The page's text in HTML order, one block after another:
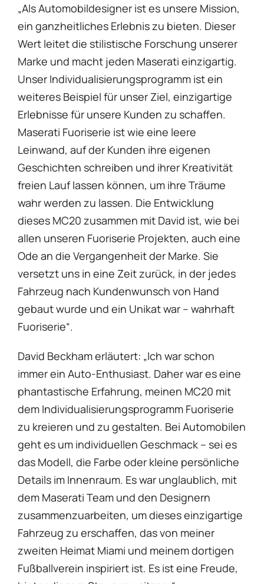
„Als Automobildesigner ist es unsere Mission,
ein ganzheitliches Erlebnis zu bieten. Dieser
Wert leitet die stilistische Forschung unserer
Marke und macht jeden Maserati einzigartig.
Unser Individualisierungsprogramm ist ein
weiteres Beispiel für unser Ziel, einzigartige
Erlebnisse für unsere Kunden zu schaffen.
Maserati Fuoriserie ist wie eine leere
Leinwand, auf der Kunden ihre eigenen
Geschichten schreiben und ihrer Kreativität
freien Lauf lassen können, um ihre Träume
wahr werden zu lassen. Die Entwicklung
dieses MC20 zusammen mit David ist, wie bei
allen unseren Fuoriserie Projekten, auch eine
Ode an die Vergangenheit der Marke. Sie
versetzt uns in eine Zeit zurück, in der jedes
Fahrzeug nach Kundenwunsch von Hand
gebaut wurde und ein Unikat war – wahrhaft
Fuoriserie“.
David Beckham erläutert: „Ich war schon
immer ein Auto-Enthusiast. Daher war es eine
phantastische Erfahrung, meinen MC20 mit
dem Individualisierungsprogramm Fuoriserie
zu kreieren und zu gestalten. Bei Automobilen
geht es um individuellen Geschmack – sei es
das Modell, die Farbe oder kleine persönliche
Details im Innenraum. Es war unglaublich, mit
dem Maserati Team und den Designern
zusammenzuarbeiten, um dieses einzigartige
Fahrzeug zu erschaffen, das von meiner
zweiten Heimat Miami und meinem dortigen
Fußballverein inspiriert ist. Es ist eine Freude,